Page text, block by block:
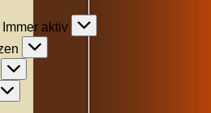
Immer aktiv